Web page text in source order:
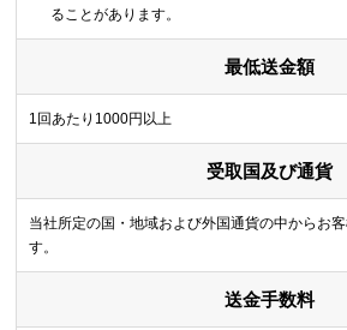
ることがあります。
最低送金額
1回あたり1000円以上
受取国及び通貨
当社所定の国・地域および外国通貨の中からお
す。
送金手数料